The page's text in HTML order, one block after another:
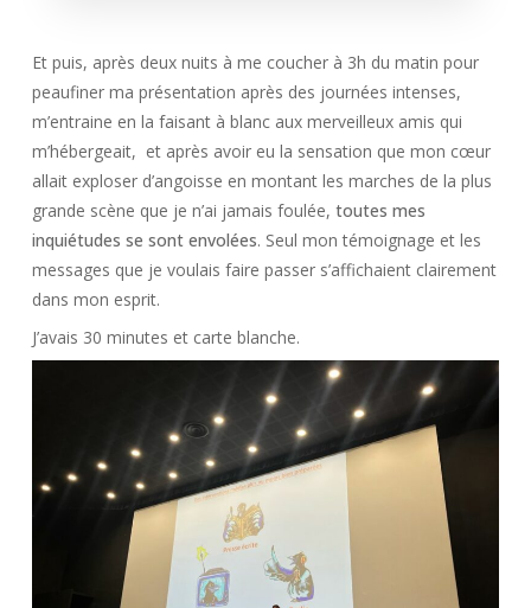
Et puis, après deux nuits à me coucher à 3h du matin pour
peaufiner ma présentation après des journées intenses,
m’entraine en la faisant à blanc aux merveilleux amis qui
m’hébergeait, et après avoir eu la sensation que mon cœur
allait exploser d’angoisse en montant les marches de la plus
grande scène que je n’ai jamais foulée, toutes mes
inquiétudes se sont envolées. Seul mon témoignage et les
messages que je voulais faire passer s’affichaient clairement
dans mon esprit.
J’avais 30 minutes et carte blanche.